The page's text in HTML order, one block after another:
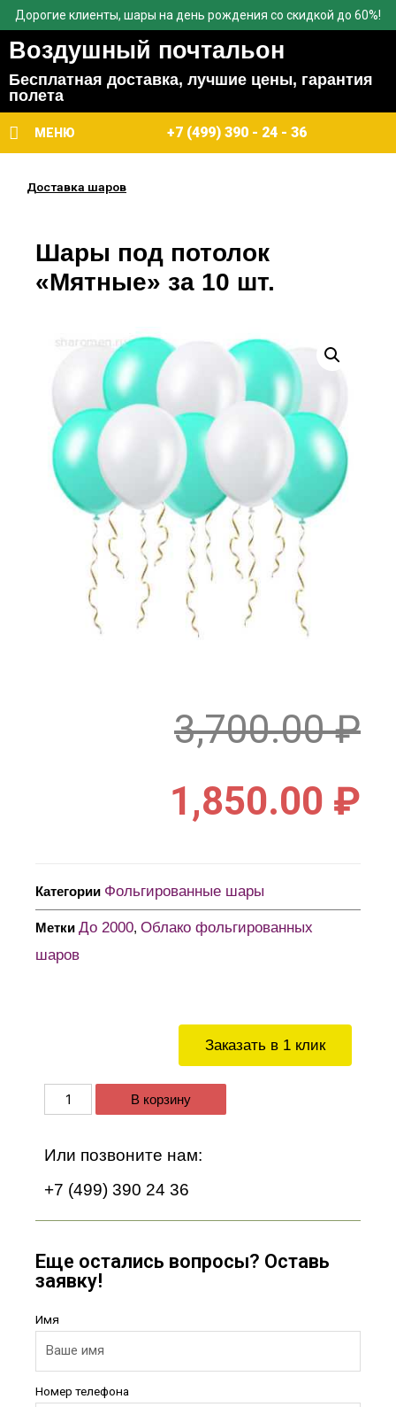
Дорогие клиенты, шары на день рождения со скидкой до 60%!
Воздушный почтальон
Бесплатная доставка, лучшие цены, гарантия
полета
МЕНЮ +7 (499) 390 - 24 - 36
Доставка шаров
Заказать в 1 клик
В корзину
Или позвоните нам:
+7 (499) 390 24 36
Еще остались вопросы? Оставь
заявку!
Имя
Номер телефона
Шары под потолок
«Мятные» за 10 шт.
3,700.00₽
1,850.00 ₽
Категории Фольгированные шары
Метки До 2000, Облако фольгированных
шаров